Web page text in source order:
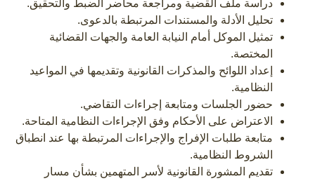
دراسة ملف القضية ومراجعة محاضر الضبط والتحقيق.
تحليل الأدلة والمستندات المرتبطة بالدعوى.
تمثيل الموكل أمام النيابة العامة والجهات القضائية
المختصة.
إعداد اللوائح والمذكرات القانونية وتقديمها في المواعيد
النظامية.
حضور الجلسات ومتابعة إجراءات التقاضي.
الاعتراض على الأحكام وفق الإجراءات النظامية المتاحة.
متابعة طلبات الإفراج والإجراءات المرتبطة بها عند انطباق
الشروط النظامية.
تقديم المشورة القانونية لأسر المتهمين بشأن مسار